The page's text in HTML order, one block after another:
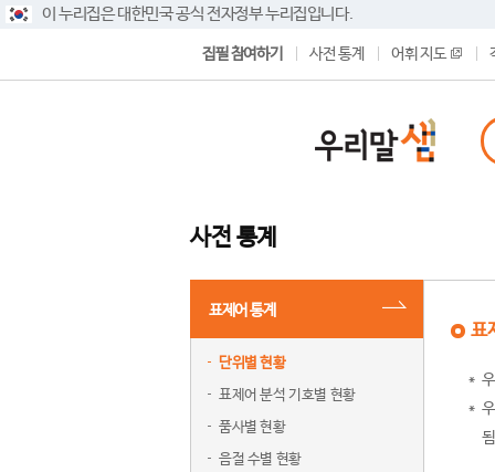
이 누리집은 대한민국 공식 전자정부 누리집입니다.
집필 참여하기 사전 통계 어휘 지도
사전 통계
표제어 통계
단위별 현황
표제어 분석 기호별 현황
품사별 현황
음절 수별 현황
표